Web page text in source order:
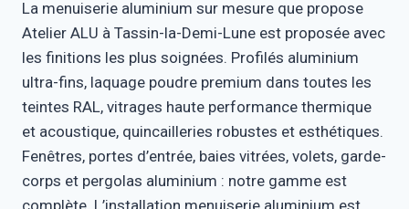
La menuiserie aluminium sur mesure que propose
Atelier ALU à Tassin-la-Demi-Lune est proposée avec
les finitions les plus soignées. Profilés aluminium
ultra-fins, laquage poudre premium dans toutes les
teintes RAL, vitrages haute performance thermique
et acoustique, quincailleries robustes et esthétiques.
Fenêtres, portes d’entrée, baies vitrées, volets, garde-
corps et pergolas aluminium : notre gamme est
complète. L’installation menuiserie aluminium est